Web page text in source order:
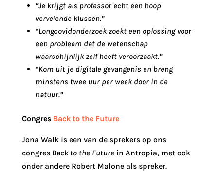
“Je krijgt als professor echt een hoop
vervelende klussen.”
“Longcovidonderzoek zoekt een oplossing voor
een probleem dat de wetenschap
waarschijnlijk zelf heeft veroorzaakt.”
“Kom uit je digitale gevangenis en breng
minstens twee uur per week door in de
natuur.”
Congres Back to the Future
Jona Walk is een van de sprekers op ons
congres Back to the Futurein Antropia, met ook
onder andere Robert Malone als spreker.